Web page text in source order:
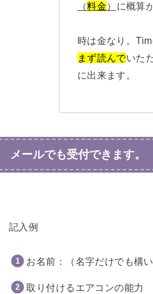
（料金） に概算
時は金なり。
まず読んでいた
に出来ます。
メールでも受付できます。
記入例
お名前：（名字だけでも構い
取り付けるエアコンの能力